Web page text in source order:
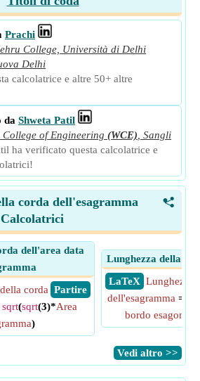
Prachi
College, Università di Delhi
Delhi
calcolatrice e altre 50+ altre
da Shweta Patil
College of Engineering (WCE) Sangli
ha verificato questa calcolatrice e
<
corda dell'esagramma
Calcolatrici
dell'area data
​ Partire
corda
sqrt(sqrt(3)*Area
)
Lunghezza della
​ LaTeX Lunghezza
dell'esagramma =
bordo
​Vedi altro >>